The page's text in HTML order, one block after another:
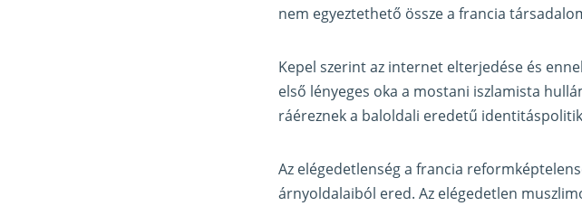
nem egyeztethető össze a francia
Kepel szerint az internet elterjedése és
első lényeges oka a mostani iszlamista
ráéreznek a baloldali eredetű
Az elégedetlenség a francia
árnyoldalaiból ered. Az elégedetlen